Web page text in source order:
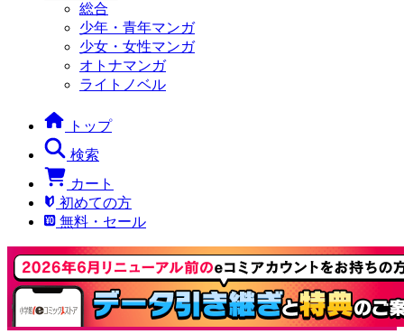
総合
少年・青年マンガ
少女・女性マンガ
オトナマンガ
ライトノベル
トップ
検索
カート
初めての方
無料・セール